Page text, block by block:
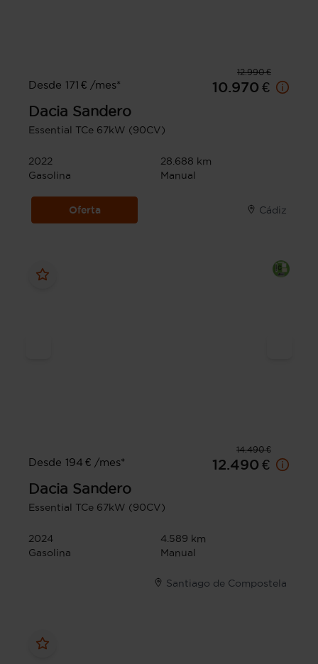
12.990 €
Desde 171 € /mes*
10.970 €
Dacia Sandero
Essential TCe 67kW (90CV)
2022
28.688 km
Gasolina
Manual
Oferta Cádiz
14.490 €
Desde 194 € /mes*
12.490 €
Dacia Sandero
Essential TCe 67kW (90CV)
2024
4.589 km
Gasolina
Manual
Santiago de Compostela